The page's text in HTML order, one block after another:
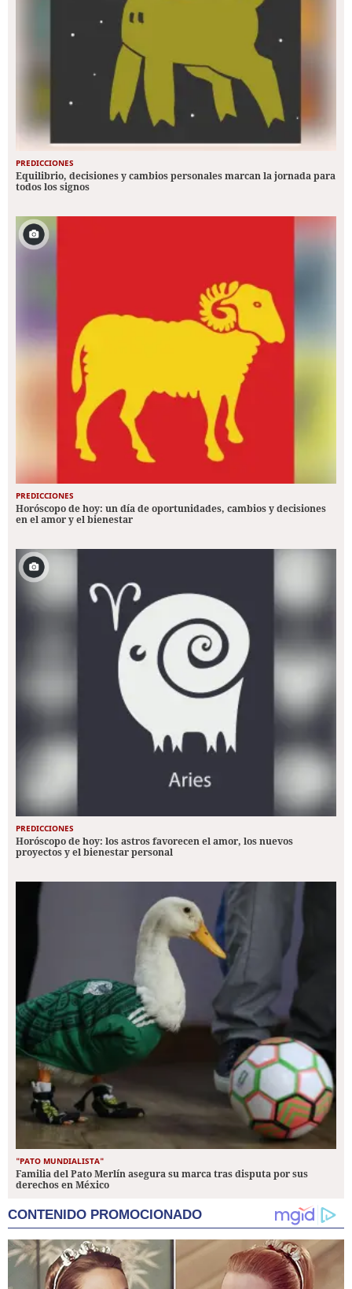
PREDICCIONES
Equilibrio, decisiones y cambios personales marcan la jornada para
todos los signos
PREDICCIONES
Horóscopo de hoy: un día de oportunidades, cambios y decisiones
en el amor y el bienestar
PREDICCIONES
Horóscopo de hoy: los astros favorecen el amor, los nuevos
proyectos y el bienestar personal
"PATO MUNDIALISTA"
Familia del Pato Merlín asegura su marca tras disputa por sus
derechos en México
CONTENIDO PROMOCIONADO